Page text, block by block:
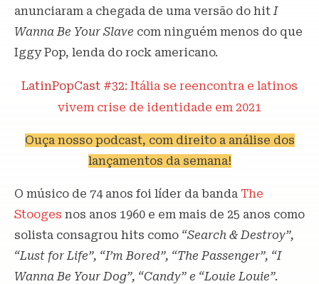
anunciaram a chegada de uma versão do hitI
Wanna Be Your Slave com ninguém menos do que
Iggy Pop, lenda do rock americano.
LatinPopCast #32: Itália se reencontra e latinos
vivem crise de identidade em 2021
Ouça nosso podcast, com direito a análise dos
lançamentos da semana!
O músico de 74 anos foi líder da banda The
Stooges nos anos 1960 e em mais de 25 anos como
solista consagrou hits como “Search & Destroy”,
“Lust for Life”, “I’m Bored”, “The Passenger”, “I
Wanna Be Your Dog”, “Candy” e “Louie Louie”.